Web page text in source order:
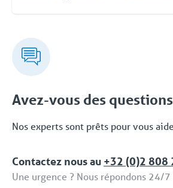
fourniture d'équipements. Vous
des conseils d'experts, une
livraison clé en main rapide et
solutions. Même après la mise en
pouvez faire appel à Coolworld à
Avec notre propre service
nous vous proposons une solution
ensemble complet de services et
compris / Full Service'.
Avez-vous des
Nos experts sont prêts pour vous
Contactez nous au +32 (0)2 808
Une urgence ? Nous répondons 24/7